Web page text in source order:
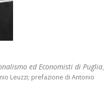
ed Economisti di Puglia,
Leuzzi; prefazione di Antonio